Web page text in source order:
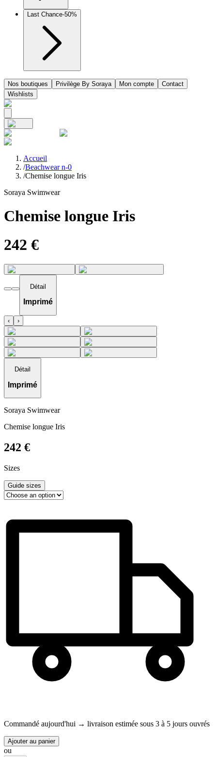
Last Chance-50%
Nos boutiques Privilège By Soraya Mon compte
Contact
Wishlists
Accueil
/Beachwear n-0
/Chemise longue Iris
Soraya Swimwear
Chemise longue Iris
242 €
Détail
Imprimé
‹ ›
Détail
Imprimé
Soraya Swimwear
Chemise longue Iris
242 €
Sizes
Guide sizes
Commandé aujourd'hui → livraison estimée sous 3 à 5 jours ouvrés
Ajouter au panier
ou